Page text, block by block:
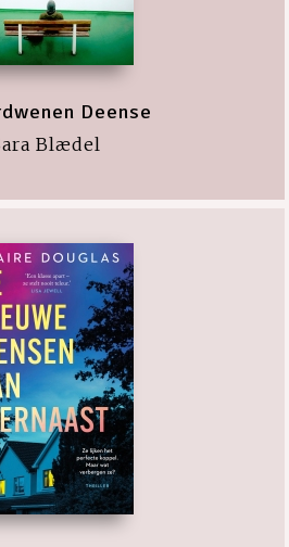
Deense
Blædel